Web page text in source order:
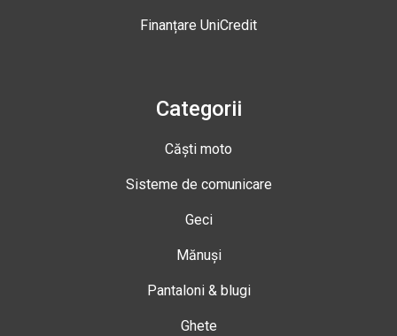
Finanțare UniCredit
Categorii
Căști moto
Sisteme de comunicare
Geci
Mănuși
Pantaloni & blugi
Ghete